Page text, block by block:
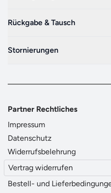
Rückgabe & Tausch
Stornierungen
Partner Rechtliches
Impressum
Datenschutz
Widerrufsbelehrung
Vertrag widerrufen
Bestell- und